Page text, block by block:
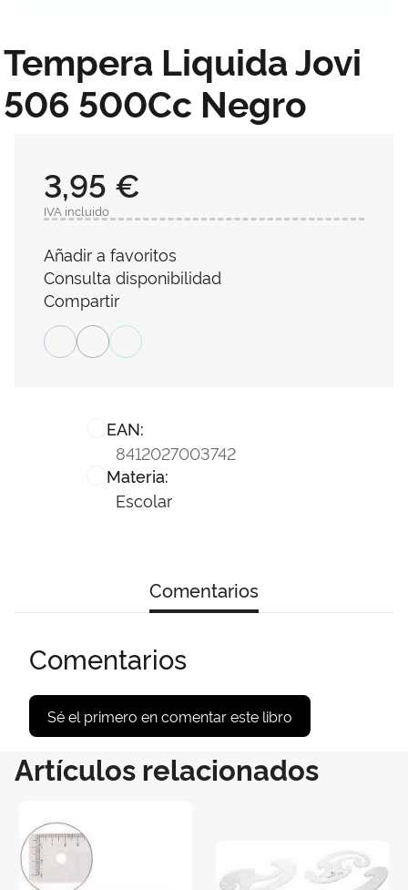
Tempera Liquida Jovi
506 500Cc Negro
EAN:
8412027003742
Materia:
Escolar
3,95 €
IVA incluido
Añadir a favoritos
Consulta disponibilidad
Compartir
Comentarios
Comentarios
Sé el primero en comentar este libro
Artículos relacionados